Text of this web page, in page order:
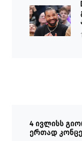
4 ივლისს
ერთად